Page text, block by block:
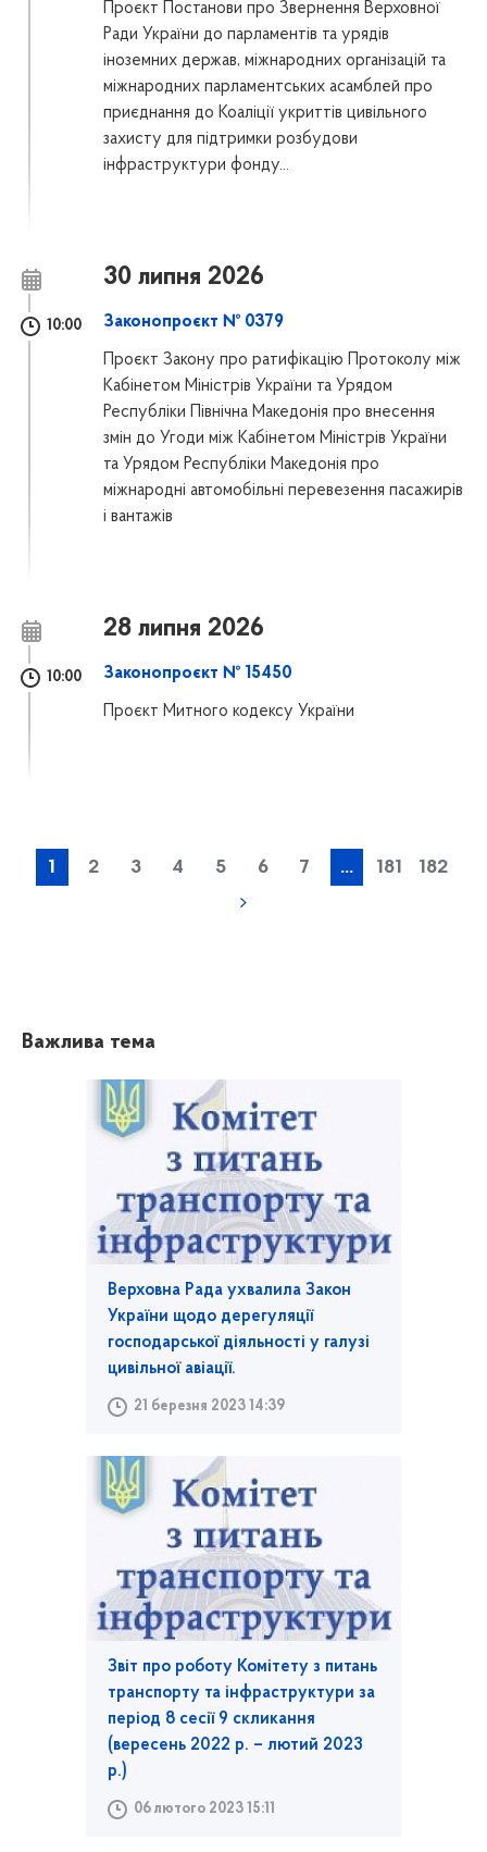
Проєкт Постанови про Звернення Верховної
Ради України до парламентів та урядів
іноземних держав, міжнародних організацій та
міжнародних парламентських асамблей про
приєднання до Коаліції укриттів цивільного
захисту для підтримки розбудови
інфраструктури фонду...
30 липня 2026
10:00 Законопроєкт № 0379
Проєкт Закону про ратифікацію Протоколу між
Кабінетом Міністрів України та Урядом
Республіки Північна Македонія про внесення
змін до Угоди між Кабінетом Міністрів України
та Урядом Республіки Македонія про
міжнародні автомобільні перевезення пасажирів
і вантажів
28 липня 2026
10:00 Законопроєкт № 15450
Проєкт Митного кодексу України
1 2 3 4 5 6 7 ... 181 182
Важлива тема
Верховна Рада ухвалила Закон
України щодо дерегуляції
господарської діяльності у галузі
цивільної авіації.
21 березня 2023 14:39
Звіт про роботу Комітету з питань
транспорту та інфраструктури за
період 8 сесії 9 скликання
(вересень 2022 р. – лютий 2023
р.)
06 лютого 2023 15:11